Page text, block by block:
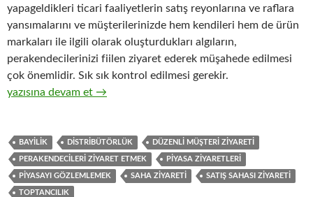
yapageldikleri ticari faaliyetlerin satış reyonlarına ve raflara
yansımalarını ve müşterilerinizde hem kendileri hem de ürün
markaları ile ilgili olarak oluşturdukları algıların,
perakendecilerinizi fiilen ziyaret ederek müşahede edilmesi
çok önemlidir. Sık sık kontrol edilmesi gerekir.
18-Hızlı tüketim ürünlerinin toptan ticaretinde
yazısına devam et →
BAYILIK DISTRIBÜTÖRLÜK DÜZENLI MÜŞTERI ZIYARETI
PERAKENDECILERI ZIYARET ETMEK PIYASA ZIYARETLERI
PIYASAYI GÖZLEMLEMEK SAHA ZIYARETI SATIŞ SAHASI ZIYARETI
TOPTANCILIK